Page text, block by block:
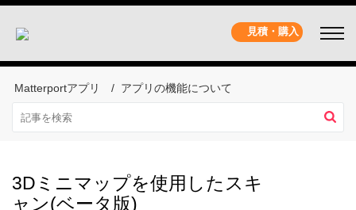
見積・購入
Matterportアプリ アプリの機能について
3Dミニマップを使用したスキ
ャン(ベータ版)